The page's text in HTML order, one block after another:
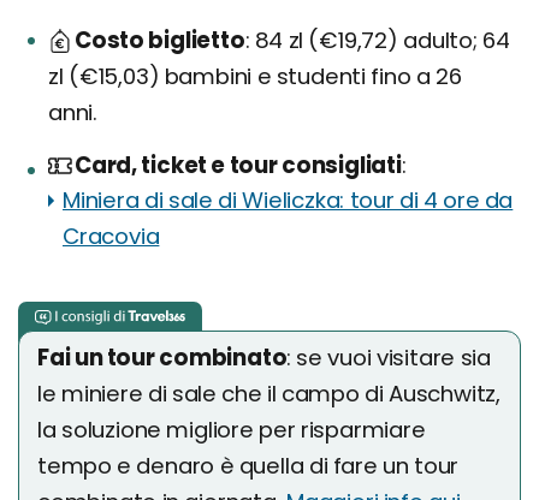
Costo biglietto 84 zl (€19,72) adulto; 64
zl (€15,03) bambini e studenti fino a 26
anni.
Card, ticket e tour consigliati
Miniera di sale di Wieliczka: tour di 4 ore da
Cracovia
Fai un tour combinato: se vuoi visitare sia
le miniere di sale che il campo di Auschwitz,
la soluzione migliore per risparmiare
tempo e denaro è quella di fare un tour